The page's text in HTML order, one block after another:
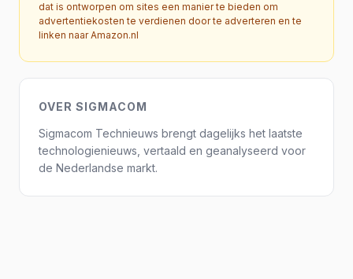
dat is ontworpen om sites een manier te bieden om
advertentiekosten te verdienen door te adverteren en te
linken naar Amazon.nl
OVER SIGMACOM
Sigmacom Technieuws brengt dagelijks het laatste
technologienieuws, vertaald en geanalyseerd voor
de Nederlandse markt.